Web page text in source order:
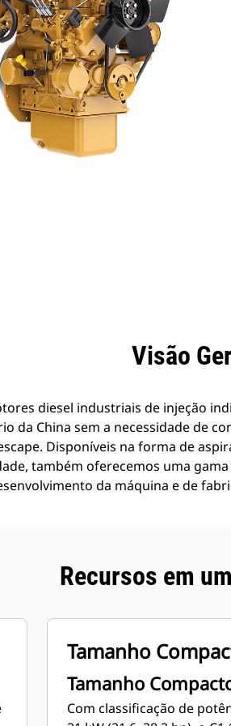
Visão
diesel industriais de injeção
da China sem a necessidade de
Disponíveis na forma de
também oferecemos uma
da máquina e de
Recursos em
Tamanho
Tamanho
Com classificação de